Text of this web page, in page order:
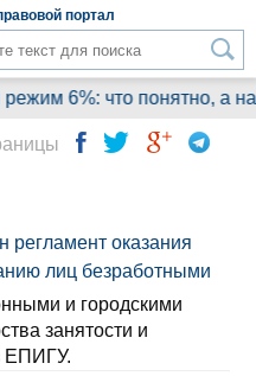
портал
что понятно, а на какие
регламент оказания
лиц безработными
и городскими
занятости и
ЕПИГУ.